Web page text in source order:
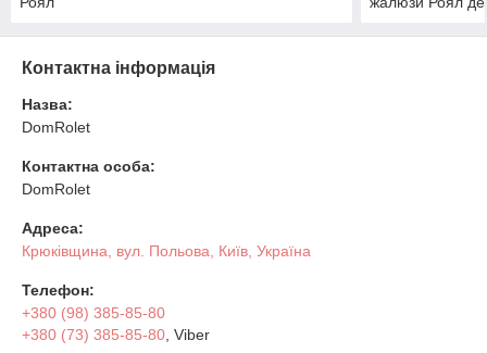
Контактна інформація
Назва:
DomRolet
Контактна особа:
DomRolet
Адреса:
Крюківщина, вул. Польова, Київ, Україна
Телефон:
+380 (98) 385-85-80
+380 (73) 385-85-80 , Viber